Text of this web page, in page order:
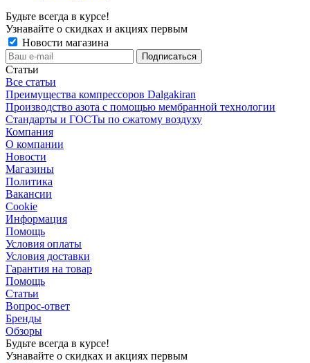
Будьте всегда в курсе!
Узнавайте о скидках и акциях первым
Новости магазина
Статьи
Все статьи
Преимущества компрессоров Dalgakiran
Производство азота с помощью мембранной технологии
Стандарты и ГОСТы по сжатому воздуху
Компания
О компании
Новости
Магазины
Политика
Вакансии
Сookie
Информация
Помощь
Условия оплаты
Условия доставки
Гарантия на товар
Помощь
Статьи
Вопрос-ответ
Бренды
Обзоры
Будьте всегда в курсе!
Узнавайте о скидках и акциях первым